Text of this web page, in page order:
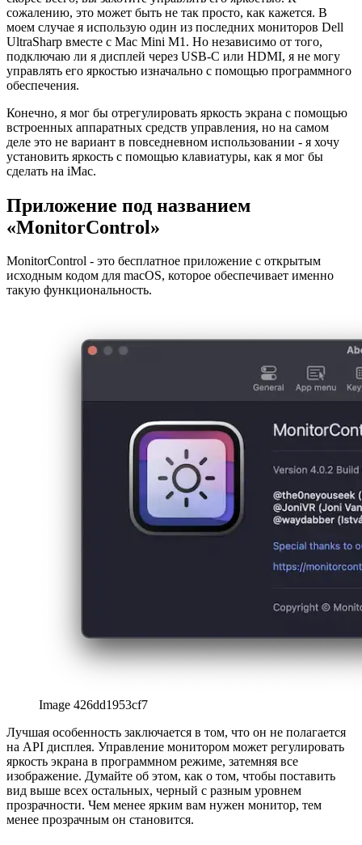
Если вы используете macOS вместе с внешним монитором,
скорее всего, вы захотите управлять его яркостью. К
сожалению, это может быть не так просто, как кажется. В
моем случае я использую один из последних мониторов Dell
UltraSharp вместе с Mac Mini M1. Но независимо от того,
подключаю ли я дисплей через USB-C или HDMI, я не могу
обеспечения.
Конечно, я мог бы отрегулировать яркость экрана с помощью
встроенных аппаратных средств управления, но на самом
деле это не вариант в повседневном использовании - я хочу
сделать на iMac.
Приложение под названием
«MonitorControl»
MonitorControl - это бесплатное приложение с открытым
Лучшая особенность заключается в том, что он не полагается
яркость экрана в программном режиме, затемняя все
изображение. Думайте об этом, как о том, чтобы поставить
вид выше всех остальных, черный с разным уровнем
прозрачности. Чем менее ярким вам нужен монитор, тем
менее прозрачным он становится.
Image 79581f345c5b
Как использовать "MonitorControl"
Загрузите приложение (ссылка также в приложении)
Затем просто перетащите приложение в папку с
приложениями.
внешним монитором в macOS, даже с помощью клавиатуры.
afrikaans
afrikaans
العربية
العربية
deutsch